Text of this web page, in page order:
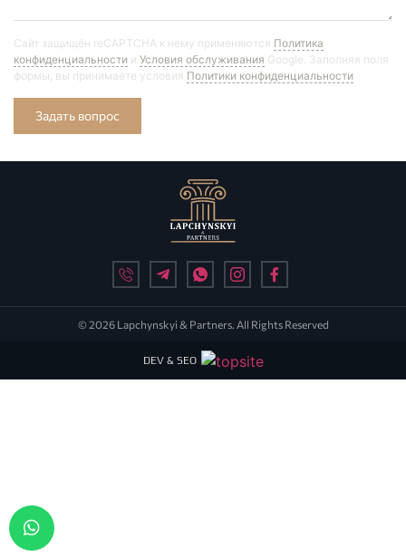
Сайт защищён reCAPTCHA к нему применяются Политика
конфиденциальности и Условия обслуживания Google. Заполняя поля
формы, вы принимаете условия Политики конфиденциальности
Задать вопрос
© 2026 Lapchynskyi & Partners. All Rights Reserved
DEV & SEO